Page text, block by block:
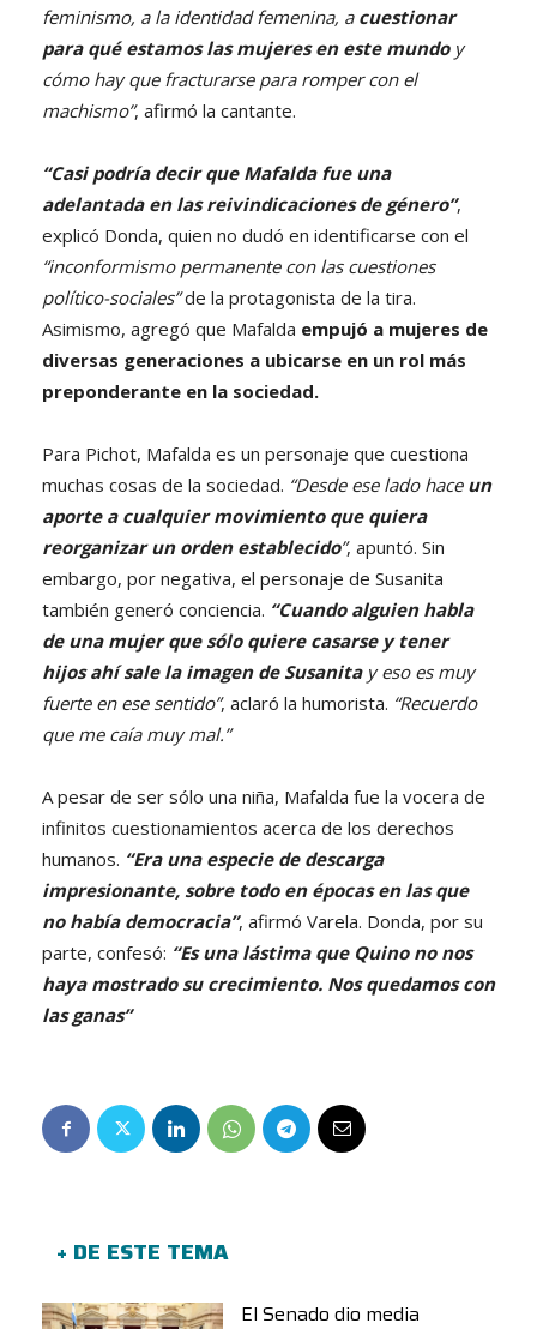
feminismo, a la identidad femenina, a cuestionar
para qué estamos las mujeres en este mundoy
cómo hay que fracturarse para romper con el
machismo”, afirmó la cantante.
“Casi podría decir que Mafalda fue una
adelantada en las reivindicaciones de género”,
explicó Donda, quien no dudó en identificarse con el
“inconformismo permanente con las cuestiones
político-sociales”de la protagonista de la tira.
Asimismo, agregó que Mafalda empujó a mujeres de
diversas generaciones a ubicarse en un rol más
preponderante en la sociedad.
Para Pichot, Mafalda es un personaje que cuestiona
muchas cosas de la sociedad. “Desde ese lado hace un
aporte a cualquier movimiento que quiera
reorganizar un orden establecido”, apuntó. Sin
embargo, por negativa, el personaje de Susanita
también generó conciencia. “Cuando alguien habla
de una mujer que sólo quiere casarse y tener
hijos ahí sale la imagen de Susanitay eso es muy
fuerte en ese sentido”, aclaró la humorista. “Recuerdo
que me caía muy mal.”
A pesar de ser sólo una niña, Mafalda fue la vocera de
infinitos cuestionamientos acerca de los derechos
humanos. “Era una especie de descarga
impresionante, sobre todo en épocas en las que
no había democracia”, afirmó Varela. Donda, por su
parte, confesó: “Es una lástima que Quino no nos
haya mostrado su crecimiento. Nos quedamos con
las ganas”
+ DE ESTE TEMA
El Senado dio media